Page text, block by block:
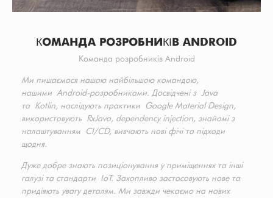
КОМАНДА РОЗРОБНИКІВ ANDROID
Команда розробників Android
Ми пишаємося нашою найбільшою командою,
нашими Android-розробниками. Досвідчені з Java
та Kotlin, наслідують практики Google Material Design,
використовують RxJava, dependency injection, знайомі з
налаштуванням CI/CD, вивчають нові фічі та підходи
щодня.
Дуже добре знають позиціонування у приміщеннях та інші
галузі та стандарти IoT. Захопливо застосовують нове та
придіяють увагу деталям. Ми завжди чекаємо на нових